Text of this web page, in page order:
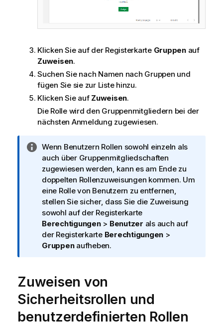
Klicken Sie auf der Registerkarte Gruppenauf
Zuweisen.
Suchen Sie nach Namen nach Gruppen und
fügen Sie sie zur Liste hinzu.
Klicken Sie auf Zuweisen.
Die Rolle wird den Gruppenmitgliedern bei der
nächsten Anmeldung zugewiesen.
I
n
f
o
r
m
a
t
i
o
h
i
n
Wenn Benutzern Rollen sowohl einzeln als
auch über Gruppenmitgliedschaften
zugewiesen werden, kann es am Ende zu
doppelten Rollenzuweisungen kommen. Um
eine Rolle von Benutzern zu entfernen,
stellen Sie sicher, dass Sie die Zuweisung
sowohl auf der Registerkarte
Berechtigungen> Benutzer als auch auf
der Registerkarte Berechtigungen >
Gruppenaufheben.
Zuweisen von
Sicherheitsrollen und
benutzerdefinierten Rollen